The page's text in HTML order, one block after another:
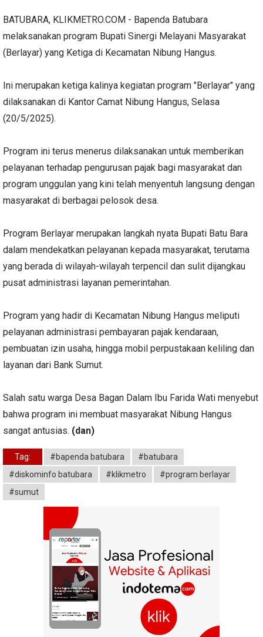
BATUBARA, KLIKMETRO.COM - Bapenda Batubara
melaksanakan program Bupati Sinergi Melayani Masyarakat
(Berlayar) yang Ketiga di Kecamatan Nibung Hangus.
Ini merupakan ketiga kalinya kegiatan program "Berlayar" yang
dilaksanakan di Kantor Camat Nibung Hangus, Selasa
(20/5/2025).
Program ini terus menerus dilaksanakan untuk memberikan
pelayanan terhadap pengurusan pajak bagi masyarakat dan
program unggulan yang kini telah menyentuh langsung dengan
masyarakat di berbagai pelosok desa.
Program Berlayar merupakan langkah nyata Bupati Batu Bara
dalam mendekatkan pelayanan kepada masyarakat, terutama
yang berada di wilayah-wilayah terpencil dan sulit dijangkau
pusat administrasi layanan pemerintahan.
Program yang hadir di Kecamatan Nibung Hangus meliputi
pelayanan administrasi pembayaran pajak kendaraan,
pembuatan izin usaha, hingga mobil perpustakaan keliling dan
layanan dari Bank Sumut.
Salah satu warga Desa Bagan Dalam Ibu Farida Wati menyebut
bahwa program ini membuat masyarakat Nibung Hangus
sangat antusias. (dan)
Tag: #bapenda batubara
#batubara
#diskominfo batubara
#klikmetro
#program berlayar
#sumut